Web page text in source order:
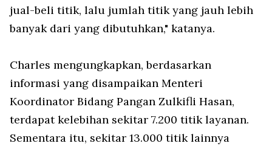
jual-beli titik, lalu jumlah titik yang jauh lebih
banyak dari yang dibutuhkan," katanya.
Charles mengungkapkan, berdasarkan
informasi yang disampaikan Menteri
Koordinator Bidang Pangan Zulkifli Hasan,
terdapat kelebihan sekitar 7.200 titik layanan.
Sementara itu, sekitar 13.000 titik lainnya